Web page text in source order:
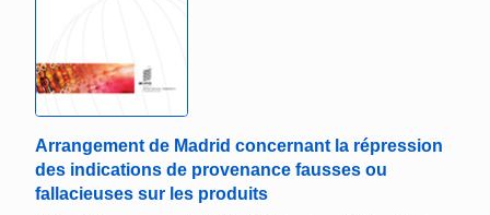
Arrangement de Madrid concernant la répression
des indications de provenance fausses ou
fallacieuses sur les produits